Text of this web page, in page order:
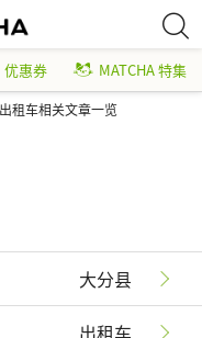
优惠券 MATCHA 特集
租车相关文章一览
大分县
出租车